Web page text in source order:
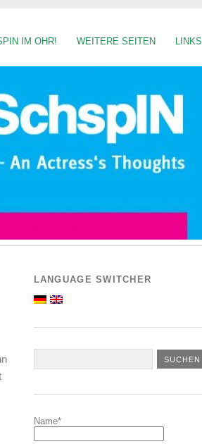
IM OHR! WEITERE SEITEN LINKS
LANGUAGE SWITCHER
Name*